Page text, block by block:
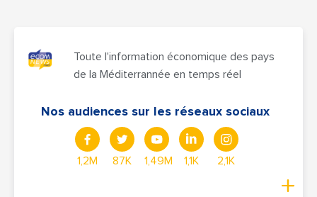
Toute l'information économique des pays
de la Méditerrannée en temps réel
Nos audiences sur les réseaux sociaux
1,2M 87K 1,49M 1,1K 2,1K